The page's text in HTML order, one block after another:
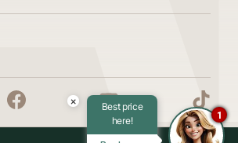
comparar
comparar
mais uma acomodação para
×
Best price
here!
1